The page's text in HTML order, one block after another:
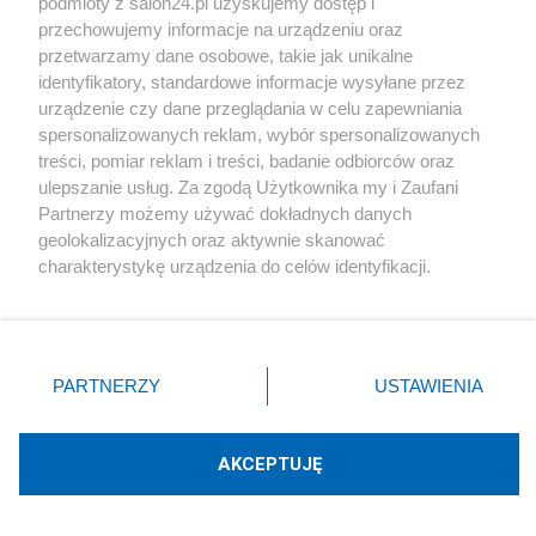
Kultura
Pełnoskalowy debiut "Kelkeszosa". Książka już w
sprzedaży
kelkeszos
Komentarze
przechowujemy informacje na urządzeniu oraz
przetwarzamy dane osobowe, takie jak unikalne
identyfikatory, standardowe informacje wysyłane przez
urządzenie czy dane przeglądania w celu zapewniania
spersonalizowanych reklam, wybór spersonalizowanych
treści, pomiar reklam i treści, badanie odbiorców oraz
ulepszanie usług. Za zgodą Użytkownika my i Zaufani
Partnerzy możemy używać dokładnych danych
geolokalizacyjnych oraz aktywnie skanować
charakterystykę urządzenia do celów identyfikacji.
zmienić/wycofać klikając przycisk ustawień prywatności
znajdujący się w lewym dolnym rogu strony
rodzaje przetwarzania danych nie wymagają zgody
użytkownika, ale masz prawo sprzeciwić się takiemu
PARTNERZY USTAWIENIA
AKCEPTUJĘ